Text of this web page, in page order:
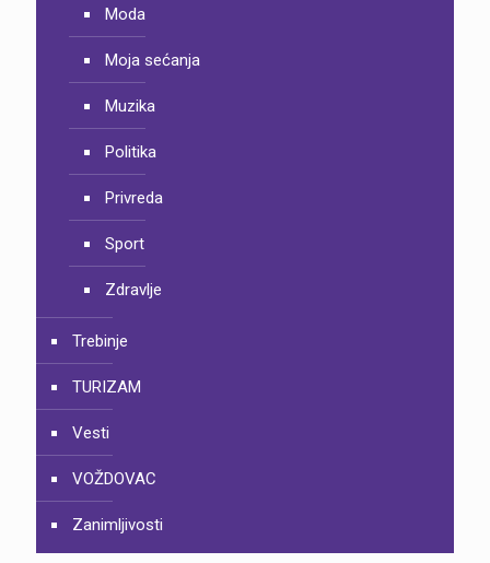
Moda
Moja sećanja
Muzika
Politika
Privreda
Sport
Zdravlje
Trebinje
TURIZAM
Vesti
VOŽDOVAC
Zanimljivosti